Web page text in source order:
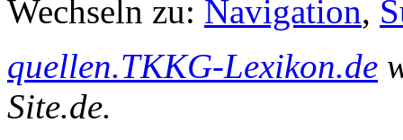
Wechseln zu: Navigation,
quellen.TKKG-Lexikon.de
Site.de.